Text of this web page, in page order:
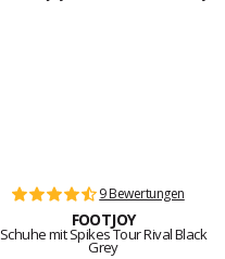
9 Bewertungen
FOOTJOY
Schuhe mit Spikes Tour Rival Black
Grey